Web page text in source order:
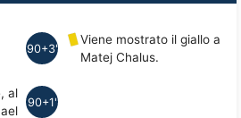
90+3'
Viene mostrato il giallo a
Matej Chalus.
90+1'
al